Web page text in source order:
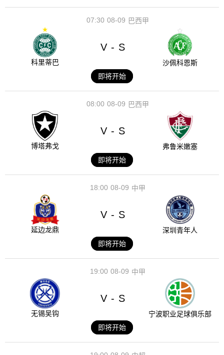
08-09
07:30 巴西甲
科里蒂巴
V - S
沙佩科恩斯
即将开始
08-09
08:00 巴西甲
博塔弗戈
V - S
弗鲁米嫩塞
即将开始
08-09
18:00 中甲
延边龙鼎
V - S
深圳青年人
即将开始
08-09
19:00 中甲
无锡吴钩
V - S
宁波职业足球俱乐部
即将开始